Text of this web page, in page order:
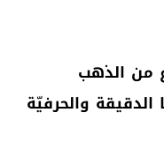
من الذهب
الدقيقة والحرفيّة